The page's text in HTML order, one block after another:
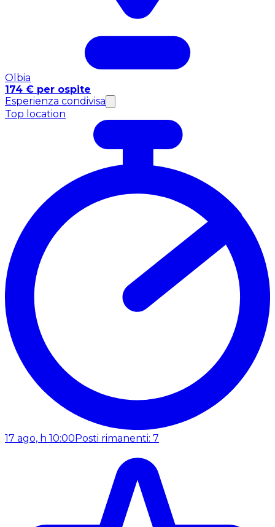
Olbia
174 € per ospite
Esperienza condivisa
Top location
17 ago, h 10:00Posti rimanenti: 7